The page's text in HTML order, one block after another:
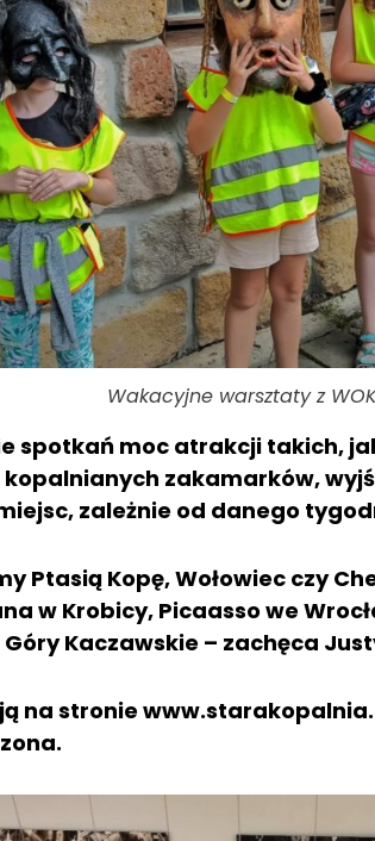
Wakacyjne warsztaty z
spotkań moc atrakcji takich,
zakamarków,
zależnie od danego
Ptasią Kopę, Wołowiec czy
w Krobicy, Picaasso we
Góry Kaczawskie – zachęca
na stronie